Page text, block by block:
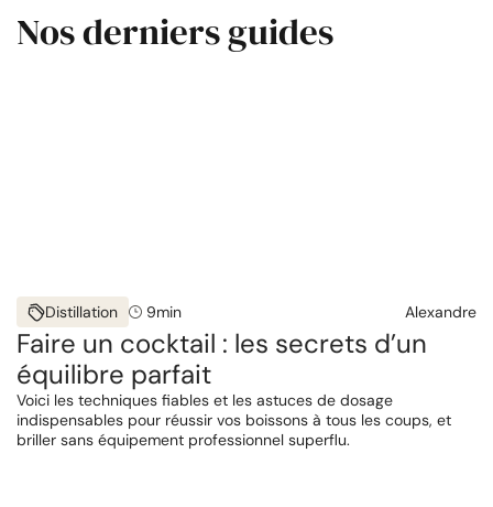
Nos derniers guides
Distillation 9min Alexandre
Faire un cocktail : les secrets d’un
équilibre parfait
Voici les techniques fiables et les astuces de dosage
indispensables pour réussir vos boissons à tous les coups, et
briller sans équipement professionnel superflu.